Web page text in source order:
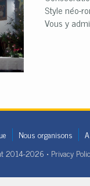
Style néo-
Vous y
Nous organisons
2014-2026 • Privacy